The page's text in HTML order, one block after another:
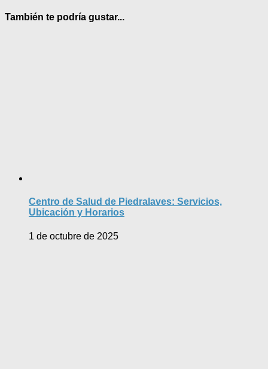
También te podría gustar...
Centro de Salud de Piedralaves: Servicios,
Ubicación y Horarios
1 de octubre de 2025